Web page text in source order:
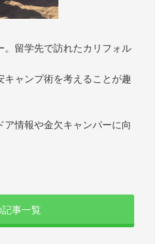
留学先で訪れたカリフォル
ャンプ術を考えることが趣
情報や金欠キャンパーに向
事一覧